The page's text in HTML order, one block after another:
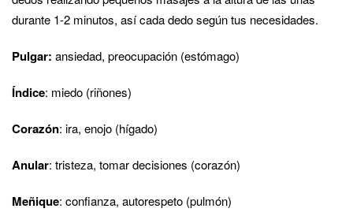
durante 1-2 minutos, así cada dedo según tus necesidades.
Pulgar: ansiedad, preocupación (estómago)
Índice: miedo (riñones)
Corazón: ira, enojo (hígado)
Anular: tristeza, tomar decisiones (corazón)
Meñique: confianza, autorespeto (pulmón)